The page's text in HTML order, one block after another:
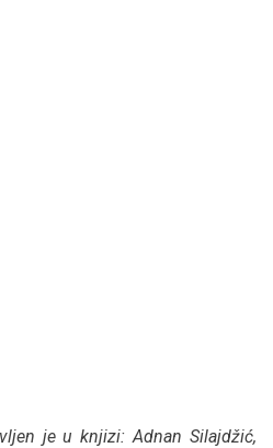
je u knjizi: Adnan Silajdžić,